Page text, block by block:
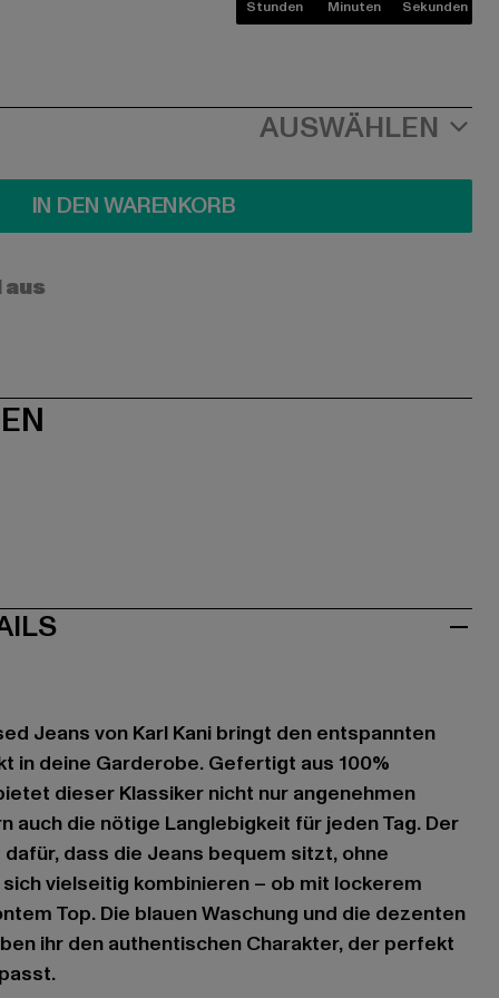
Stunden Minuten Sekunden
AUSWÄHLEN
IN DEN WARENKORB
Jeans von Karl Kani bringt den entspannten
in deine Garderobe. Gefertigt aus 100%
dieser Klassiker nicht nur angenehmen
auch die nötige Langlebigkeit für jeden Tag. Der
dass die Jeans bequem sitzt, ohne
vielseitig kombinieren – ob mit lockerem
Top. Die blauen Waschung und die dezenten
ihr den authentischen Charakter, der perfekt